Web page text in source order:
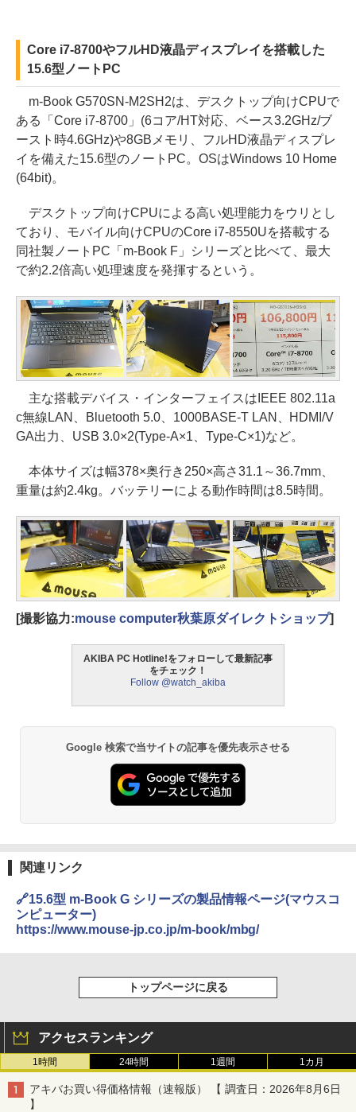
Core i7-8700やフルHD液晶ディスプレイを搭載した
15.6型ノートPC
m-Book G570SN-M2SH2は、デスクトップ向けCPUで
ある「Core i7-8700」(6コア/HT対応、ベース3.2GHz/ブ
ースト時4.6GHz)や8GBメモリ、フルHD液晶ディスプレ
イを備えた15.6型のノートPC。OSはWindows 10 Home
(64bit)。
デスクトップ向けCPUによる高い処理能力をウリとし
ており、モバイル向けCPUのCore i7-8550Uを搭載する
同社製ノートPC「m-Book F」シリーズと比べて、最大
で約2.2倍高い処理速度を発揮するという。
主な搭載デバイス・インターフェイスはIEEE 802.11a
c無線LAN、Bluetooth 5.0、1000BASE-T LAN、HDMI/V
GA出力、USB 3.0×2(Type-A×1、Type-C×1)など。
本体サイズは幅378×奥行き250×高さ31.1～36.7mm、
重量は約2.4kg。バッテリーによる動作時間は8.5時間。
[撮影協力:mouse computer秋葉原ダイレクトショップ]
AKIBA PC Hotline!をフォローして最新記事
をチェック！
Follow @watch_akiba
Google 検索で当サイトの記事を優先表示させる
関連リンク
🔗15.6型 m-Book G シリーズの製品情報ページ(マウスコ
ンピューター)
https://www.mouse-jp.co.jp/m-book/mbg/
トップページに戻る
アクセスランキング
1時間 24時間 1週間 1カ月
アキバお買い得価格情報（速報版） 【 調査日：2026年8月6日
】